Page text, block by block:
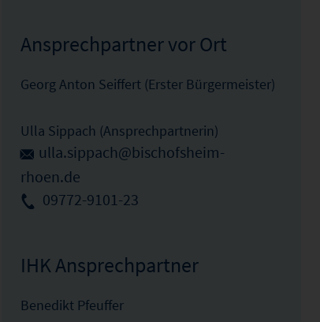
Ansprechpartner vor Ort
Georg Anton Seiffert (Erster Bürgermeister)
Ulla Sippach (Ansprechpartnerin)
ulla.sippach@bischofsheim-
rhoen.de
09772-9101-23
IHK Ansprechpartner
Benedikt Pfeuffer